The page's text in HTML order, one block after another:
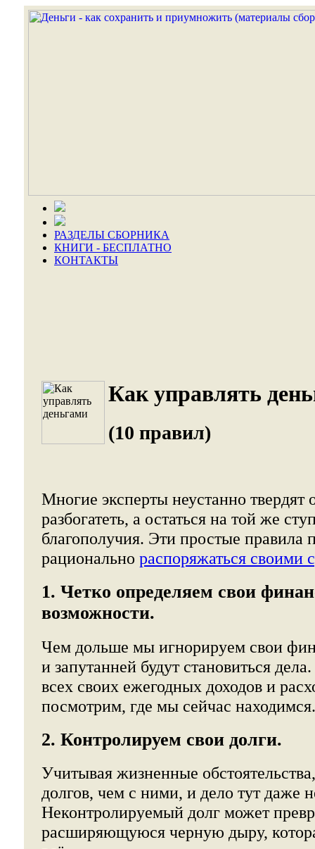
РАЗДЕЛЫ СБОРНИКА
КНИГИ - БЕСПЛАТНО
КОНТАКТЫ
Как управлять
(10 правил)
Многие эксперты неустанно твердят
разбогатеть, а остаться на той же
благополучия. Эти простые правила
рационально распоряжаться своими
1. Четко определяем свои
возможности.
Чем дольше мы игнорируем свои
и запутанней будут становиться
всех своих ежегодных доходов и
посмотрим, где мы сейчас находимся.
2. Контролируем свои долги.
Учитывая жизненные
долгов, чем с ними, и дело тут даже
Неконтролируемый долг может
расширяющуюся черную дыру,